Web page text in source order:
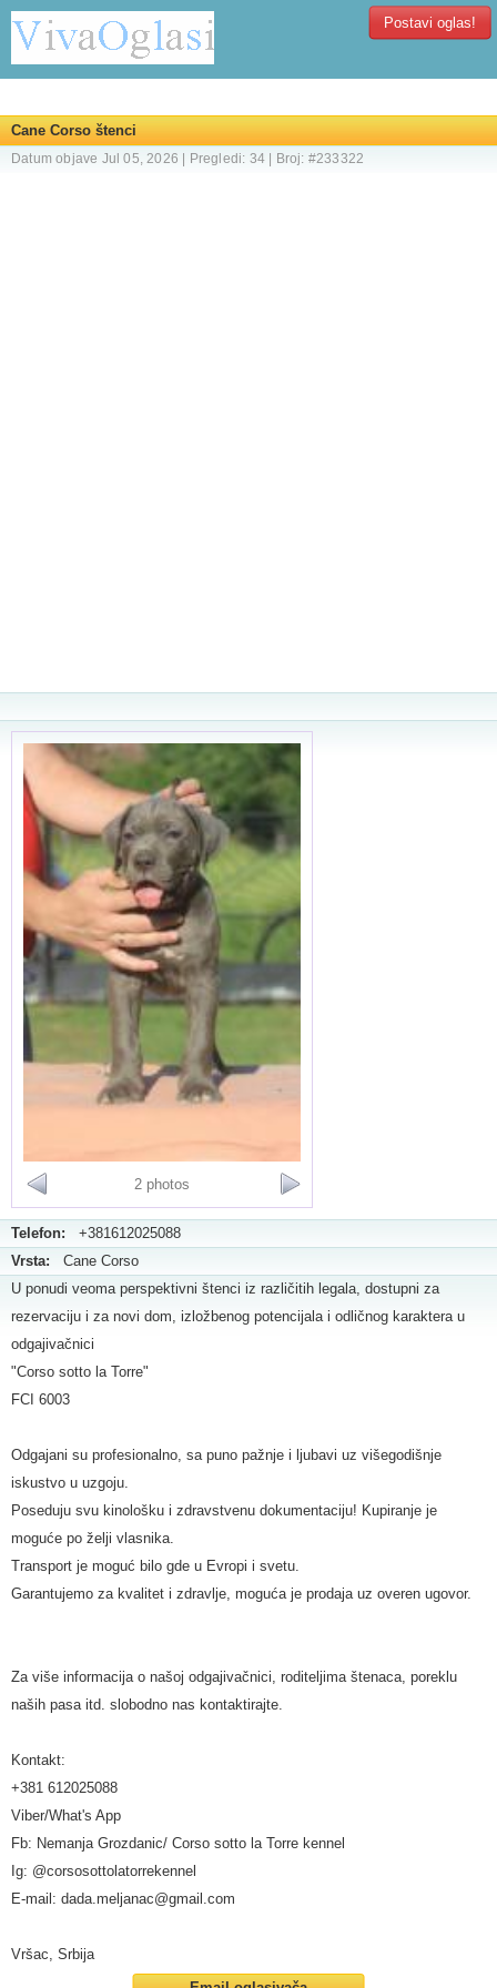
Postavi oglas!
Cane Corso štenci
Datum objave Jul 05, 2026 | Pregledi: 34 | Broj: #233322
2 photos
Telefon: +381612025088
Vrsta: Cane Corso
U ponudi veoma perspektivni štenci iz različitih legala, dostupni za
rezervaciju i za novi dom, izložbenog potencijala i odličnog karaktera u
odgajivačnici
"Corso sotto la Torre"
FCI 6003
Odgajani su profesionalno, sa puno pažnje i ljubavi uz višegodišnje
iskustvo u uzgoju.
Poseduju svu kinološku i zdravstvenu dokumentaciju! Kupiranje je
moguće po želji vlasnika.
Transport je moguć bilo gde u Evropi i svetu.
Garantujemo za kvalitet i zdravlje, moguća je prodaja uz overen ugovor.
Za više informacija o našoj odgajivačnici, roditeljima štenaca, poreklu
naših pasa itd. slobodno nas kontaktirajte.
Kontakt:
+381 612025088
Viber/What's App
Fb: Nemanja Grozdanic/ Corso sotto la Torre kennel
Ig: @corsosottolatorrekennel
E-mail: dada.meljanac@gmail.com
Vršac, Srbija